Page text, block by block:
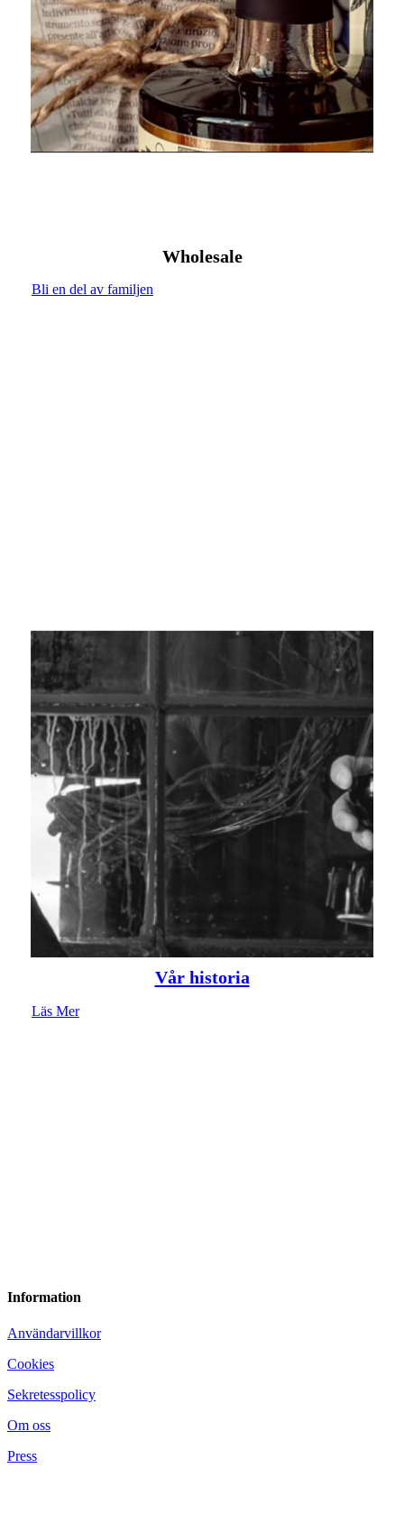
Wholesale
Bli en del av familjen
Vår historia
Läs Mer
Information
Användarvillkor
Cookies
Sekretesspolicy
Om oss
Press